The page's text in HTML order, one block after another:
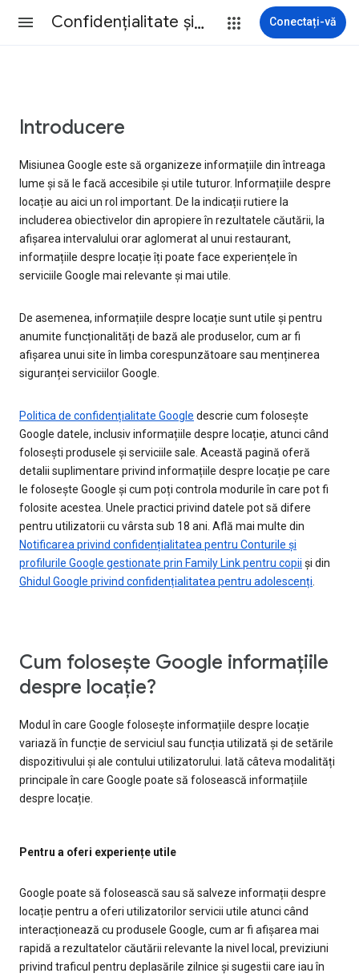
Confidenţialitate şi termeni Conectați-vă
Introducere
Misiunea Google este să organizeze informațiile din întreaga
lume și să le facă accesibile și utile tuturor. Informațiile despre
locație au aici un rol important. De la indicații rutiere la
includerea obiectivelor din apropiere în rezultatele căutării, la
afișarea intervalului orar aglomerat al unui restaurant,
informațiile despre locație îți poate face experiențele în
serviciile Google mai relevante și mai utile.
De asemenea, informațiile despre locație sunt utile și pentru
anumite funcționalități de bază ale produselor, cum ar fi
afișarea unui site în limba corespunzătoare sau menținerea
siguranței serviciilor Google.
Politica de confidențialitate Google descrie cum folosește
Google datele, inclusiv informațiile despre locație, atunci când
folosești produsele și serviciile sale. Această pagină oferă
detalii suplimentare privind informațiile despre locație pe care
le folosește Google și cum poți controla modurile în care pot fi
folosite acestea. Unele practici privind datele pot să difere
pentru utilizatorii cu vârsta sub 18 ani. Află mai multe din
Notificarea privind confidențialitatea pentru Conturile și
profilurile Google gestionate prin Family Link pentru copii și din
Ghidul Google privind confidențialitatea pentru adolescenți
Cum folosește Google informațiile
despre locație?
Modul în care Google folosește informațiile despre locație
variază în funcție de serviciul sau funcția utilizată și de setările
dispozitivului și ale contului utilizatorului. Iată câteva modalități
principale în care Google poate să folosească informațiile
despre locație.
Pentru a oferi experiențe utile
Google poate să folosească sau să salveze informații despre
locație pentru a oferi utilizatorilor servicii utile atunci când
interacționează cu produsele Google, cum ar fi afișarea mai
rapidă a rezultatelor căutării relevante la nivel local, previziuni
privind traficul pentru deplasările zilnice și sugestii care iau în